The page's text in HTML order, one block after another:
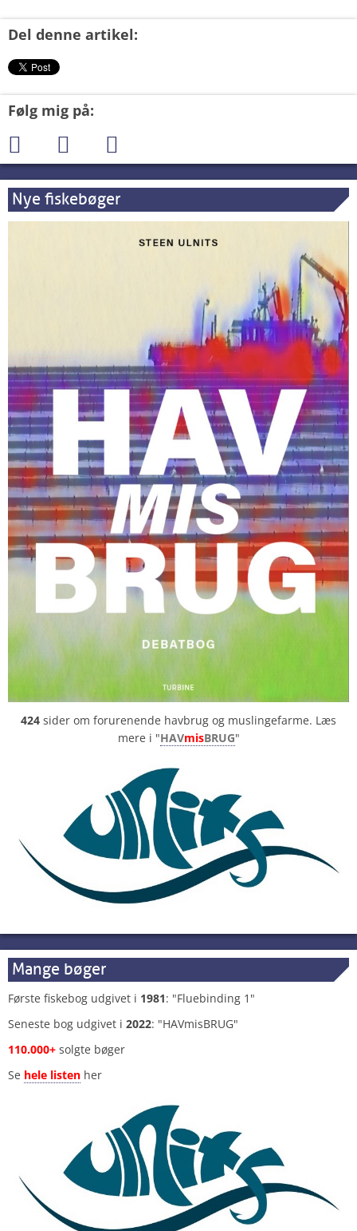
Del denne artikel:
Følg mig på:
Nye fiskebøger
424 sider om forurenende havbrug og muslingefarme. Læs
mere i "HAVmisBRUG"
Mange bøger
Første fiskebog udgivet i 1981: "Fluebinding 1"
Seneste bog udgivet i 2022: "HAVmisBRUG"
110.000+ solgte bøger
Se hele listen her